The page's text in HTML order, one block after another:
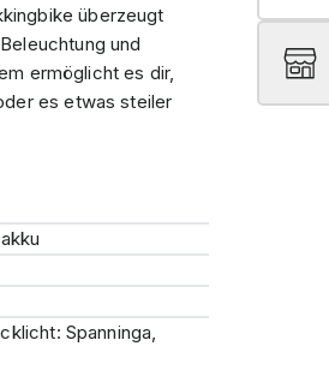
überzeugt
und
ermöglicht es dir,
es etwas steiler
Spanninga,